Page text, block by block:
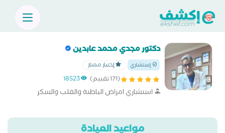
دكتور مجدي محمد عابدين
إستشاري إختيار ممتاز
(171 تقييم) 18523
استشاري امراض الباطنة والقلب والسكر